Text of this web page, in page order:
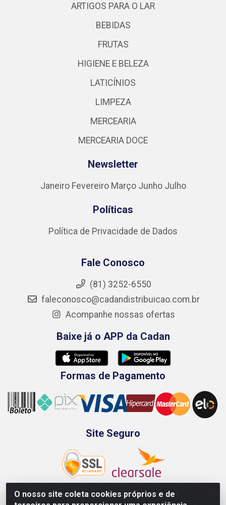
O nosso site coleta cookies próprios e de
ARTIGOS PARA O LAR
BEBIDAS
FRUTAS
HIGIENE E BELEZA
LATICÍNIOS
LIMPEZA
MERCEARIA
MERCEARIA DOCE
Newsletter
Janeiro Fevereiro Março Junho Julho
Políticas
Política de Privacidade de Dados
Fale Conosco
(81) 3252-6550
faleconosco@cadandistribuicao.com.br
Acompanhe nossas ofertas
Baixe já o APP da Cadan
Formas de Pagamento
Site Seguro